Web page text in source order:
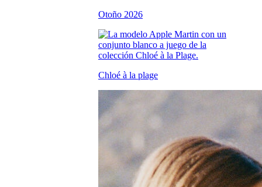
Otoño 2026
Chloé à la plage